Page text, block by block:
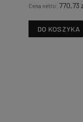
Cena netto: 770,73
DO KOSZYKA